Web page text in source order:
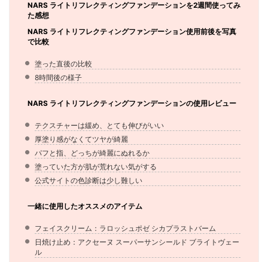
NARS ライトリフレクティングファンデーションを2週間使ってみ
た感想
NARS ライトリフレクティングファンデーション使用前後を写真
で比較
塗った直後の比較
8時間後の様子
NARS ライトリフレクティングファンデーションの使用レビュー
テクスチャーは緩め、とても伸びがいい
厚塗り感がなくてツヤが綺麗
パフと指、どっちが綺麗にぬれるか
塗っていた方が肌が荒れない気がする
公式サイトの色診断は少し難しい
一緒に使用したオススメのアイテム
フェイスクリーム：ラロッシュポゼ シカプラストバーム
日焼け止め：アクセーヌ スーパーサンシールド ブライトヴェー
ル